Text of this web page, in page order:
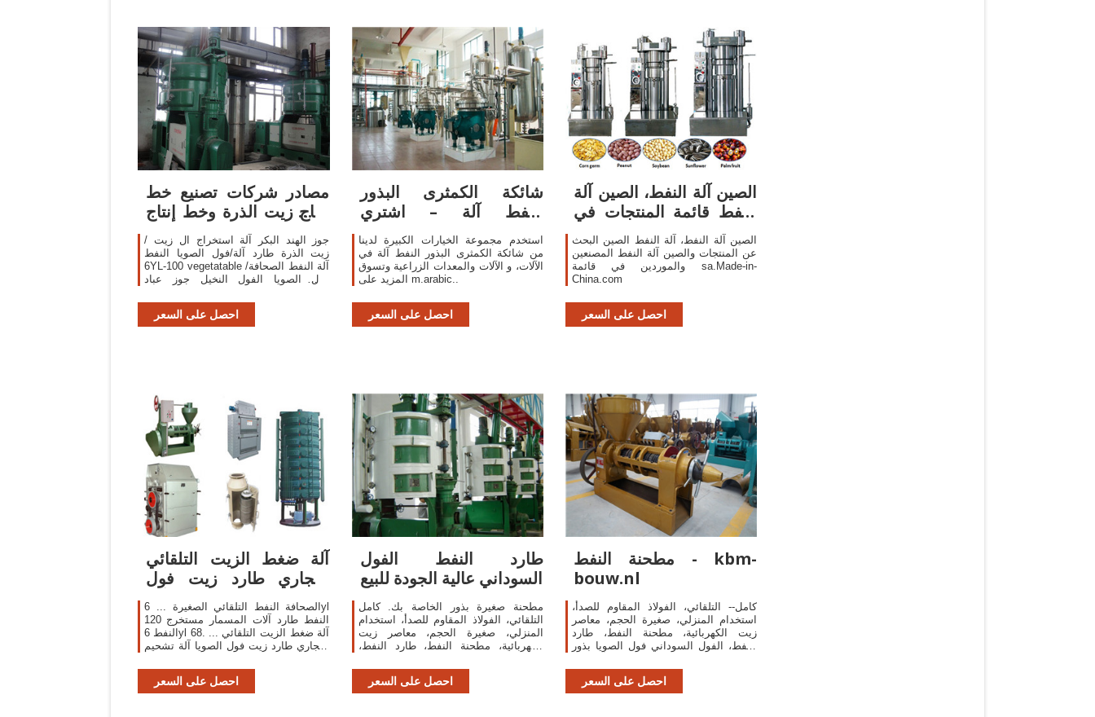
مصادر شركات تصنيع خط
إنتاج زيت الذرة وخط إنتاج
زيت الذرة
جوز الهند البكر آلة استخراج ال زيت /
زيت الذرة طارد آلة/فول الصويا النفط
6YL-100 vegetatable آلة النفط الصحافة/
فول الصويا الفول النخيل جوز عباد
المسمار نوع
احصل على السعر
شائكة الكمثرى البذور
النفط آلة – اشتري
بالرخيص شائكة
استخدم مجموعة الخيارات الكبيرة لدينا
من شائكة الكمثرى البذور النفط آلة في
الآلات، و الآلات والمعدات الزراعية وتسوق
المزيد على m.arabic..
احصل على السعر
الصين آلة النفط، الصين آلة
النفط قائمة المنتجات في
sa.Made
الصين آلة النفط، آلة النفط الصين البحث
عن المنتجات والصين آلة النفط المصنعين
والموردين في قائمة sa.Made-in-
China.com
احصل على السعر
آلة ضغط الزيت التلقائي
التجاري طارد زيت فول
الصويا آلة ...
الصحافة النفط التلقائي الصغيرة ... 6yl
120 النفط طارد آلات المسمار مستخرج
النفط 6yl 68. ... آلة ضغط الزيت التلقائي
التجاري طارد زيت فول الصويا آلة تشحيم
آلة ضغط الزيت التلقائي ...
احصل على السعر
طارد النفط الفول
السوداني عالية الجودة للبيع
مطحنة صغيرة بذور الخاصة بك. كامل
التلقائي، الفولاذ المقاوم للصدأ، استخدام
المنزلي، صغيرة الحجم، معاصر زيت
الكهربائية، مطحنة النفط، طارد النفط،
بذور.
احصل على السعر
مطحنة النفط - kbm-
bouw.nl
كامل-- التلقائي، الفولاذ المقاوم للصدأ،
استخدام المنزلي، صغيرة الحجم، معاصر
زيت الكهربائية، مطحنة النفط، طارد
النفط، الفول السوداني فول الصويا بذور
احصل على السعر